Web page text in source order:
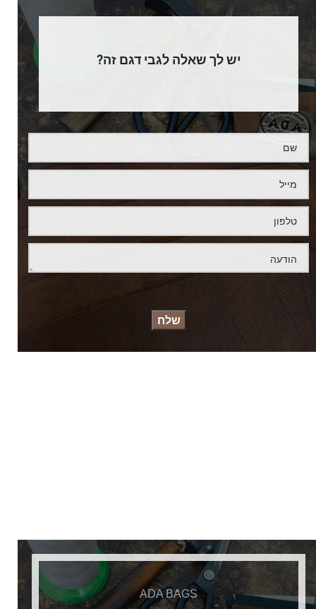
ADA BAGS
יש לך שאלה לגבי דגם זה?